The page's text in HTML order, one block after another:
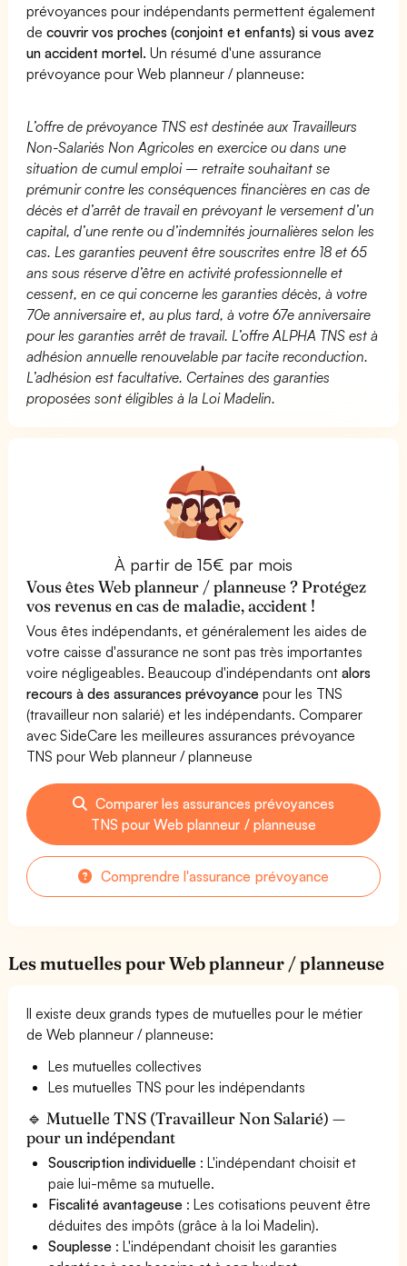
prévoyances pour indépendants permettent également
decouvrir vos proches (conjoint et enfants) si vous avez
un accident mortel. Un résumé d'une assurance
prévoyance pour Web planneur / planneuse:
L’offre de prévoyance TNS est destinée aux Travailleurs
Non-Salariés Non Agricoles en exercice ou dans une
situation de cumul emploi – retraite souhaitant se
prémunir contre les conséquences financières en cas de
décès et d’arrêt de travail en prévoyant le versement d’un
capital, d’une rente ou d’indemnités journalières selon les
cas. Les garanties peuvent être souscrites entre 18 et 65
ans sous réserve d’être en activité professionnelle et
cessent, en ce qui concerne les garanties décès, à votre
70e anniversaire et, au plus tard, à votre 67e anniversaire
pour les garanties arrêt de travail. L’offre ALPHA TNS est à
adhésion annuelle renouvelable par tacite reconduction.
L’adhésion est facultative. Certaines des garanties
proposées sont éligibles à la Loi Madelin.
À partir de 15€ par mois
Vous êtes Web planneur / planneuse ? Protégez
vos revenus en cas de maladie, accident !
Vous êtes indépendants, et généralement les aides de
votre caisse d'assurance ne sont pas très importantes
voire négligeables. Beaucoup d'indépendants ontalors
recours à des assurances prévoyance pour les TNS
(travailleur non salarié) et les indépendants. Comparer
avec SideCare les meilleures assurances prévoyance
TNS pour Web planneur / planneuse
Comparer les assurances prévoyances
TNS pour Web planneur / planneuse
Comprendre l'assurance prévoyance
Les mutuelles pour Web planneur / planneuse
Il existe deux grands types de mutuelles pour le métier
de Web planneur / planneuse:
Les mutuelles collectives
Les mutuelles TNS pour les indépendants
🔹 Mutuelle TNS (Travailleur Non Salarié) —
pour un indépendant
Souscription individuelle : L'indépendant choisit et
paie lui-même sa mutuelle.
Fiscalité avantageuse : Les cotisations peuvent être
déduites des impôts (grâce à la loi Madelin).
Souplesse : L'indépendant choisit les garanties